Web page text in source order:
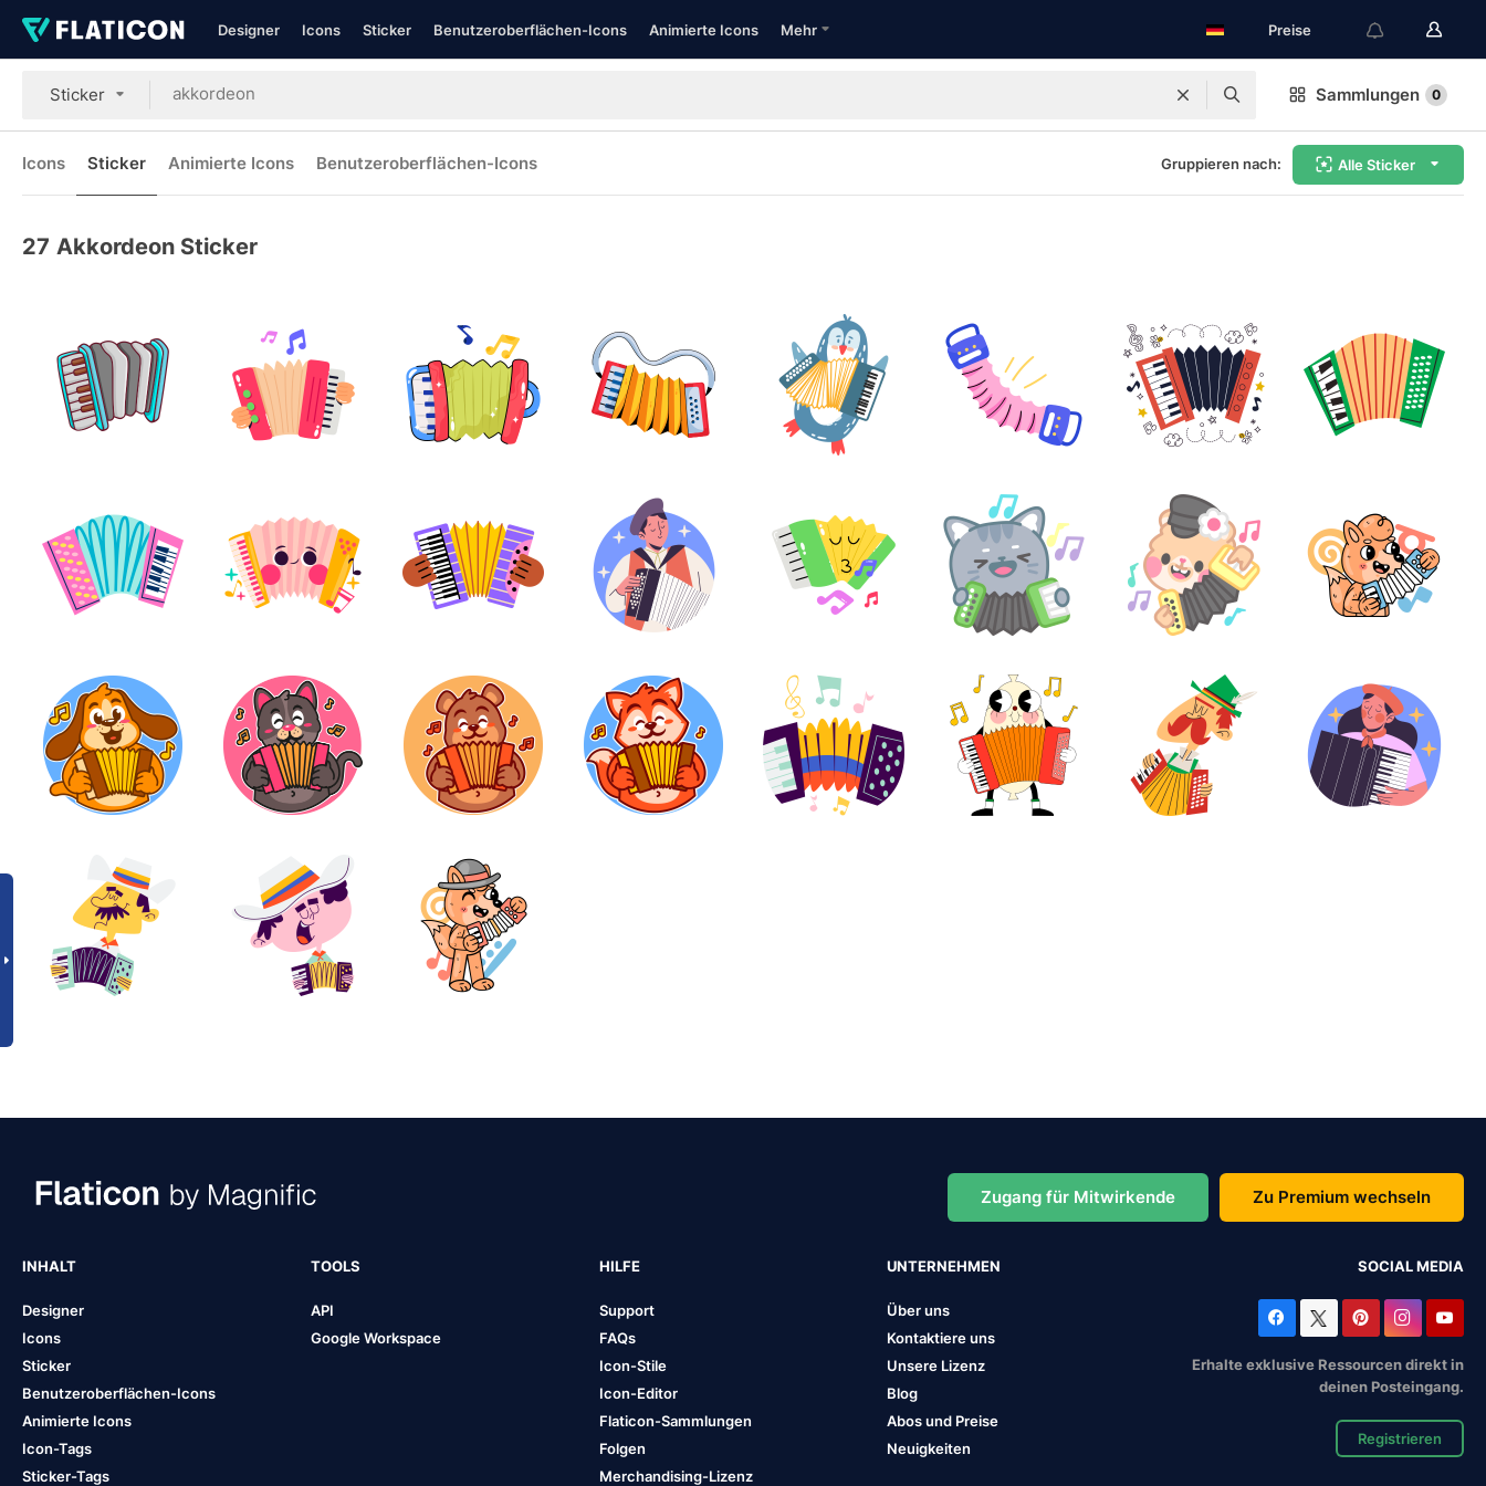
Designer Icons Sticker Benutzeroberflächen-Icons Animierte Icons Mehr Preise
Sticker Sammlungen 0
Icons Sticker Animierte Icons Benutzeroberflächen-Icons Gruppieren nach: Alle Sticker
27 Akkordeon Sticker
Zugang für Mitwirkende Zu Premium wechseln
INHALT
Designer
Icons
Sticker
Benutzeroberflächen-Icons
Animierte Icons
Icon-Tags
Sticker-Tags
TOOLS
API
Google Workspace
HILFE
Support
FAQs
Icon-Stile
Icon-Editor
Flaticon-Sammlungen
Folgen
Merchandising-Lizenz
UNTERNEHMEN
Über uns
Kontaktiere uns
Unsere Lizenz
Blog
Abos und Preise
Neuigkeiten
SOCIAL MEDIA
Erhalte exklusive Ressourcen direkt in
deinen Posteingang.
Registrieren